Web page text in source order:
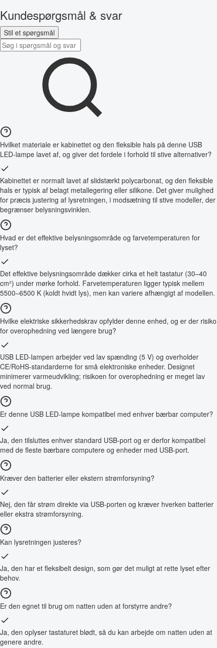
Kundespørgsmål & svar
Stil et spørgsmål
Hvilket materiale er kabinettet og den fleksible hals på denne USB
LED-lampe lavet af, og giver det fordele i forhold til stive alternativer?
Kabinettet er normalt lavet af slidstærkt polycarbonat, og den fleksible
hals er typisk af belagt metallegering eller silikone. Det giver mulighed
for præcis justering af lysretningen, i modsætning til stive modeller, der
begrænser belysningsvinklen.
Hvad er det effektive belysningsområde og farvetemperaturen for
lyset?
Det effektive belysningsområde dækker cirka et helt tastatur (30–40
cm²) under mørke forhold. Farvetemperaturen ligger typisk mellem
5500–6500 K (koldt hvidt lys), men kan variere afhængigt af modellen.
Hvilke elektriske sikkerhedskrav opfylder denne enhed, og er der risiko
for overophedning ved længere brug?
USB LED-lampen arbejder ved lav spænding (5 V) og overholder
CE/RoHS-standarderne for små elektroniske enheder. Designet
minimerer varmeudvikling; risikoen for overophedning er meget lav
ved normal brug.
Er denne USB LED-lampe kompatibel med enhver bærbar computer?
Ja, den tilsluttes enhver standard USB-port og er derfor kompatibel
med de fleste bærbare computere og enheder med USB-port.
Kræver den batterier eller ekstern strømforsyning?
Nej, den får strøm direkte via USB-porten og kræver hverken batterier
eller ekstra strømforsyning.
Kan lysretningen justeres?
Ja, den har et fleksibelt design, som gør det muligt at rette lyset efter
behov.
Er den egnet til brug om natten uden at forstyrre andre?
Ja, den oplyser tastaturet blødt, så du kan arbejde om natten uden at
genere andre.